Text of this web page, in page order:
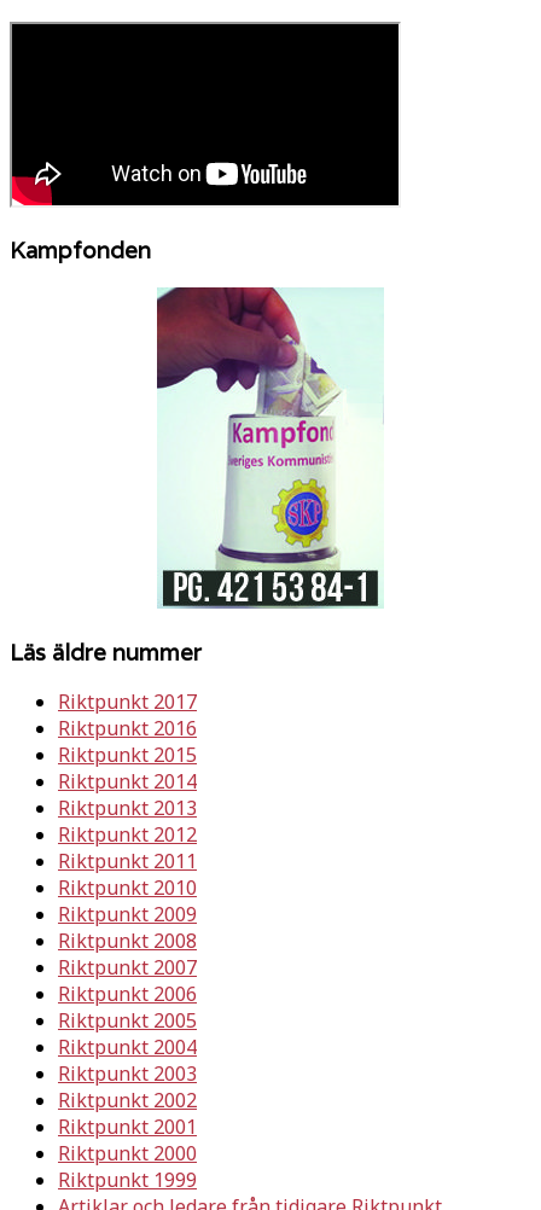
Kampfonden
Läs äldre nummer
Riktpunkt 2017
Riktpunkt 2016
Riktpunkt 2015
Riktpunkt 2014
Riktpunkt 2013
Riktpunkt 2012
Riktpunkt 2011
Riktpunkt 2010
Riktpunkt 2009
Riktpunkt 2008
Riktpunkt 2007
Riktpunkt 2006
Riktpunkt 2005
Riktpunkt 2004
Riktpunkt 2003
Riktpunkt 2002
Riktpunkt 2001
Riktpunkt 2000
Riktpunkt 1999